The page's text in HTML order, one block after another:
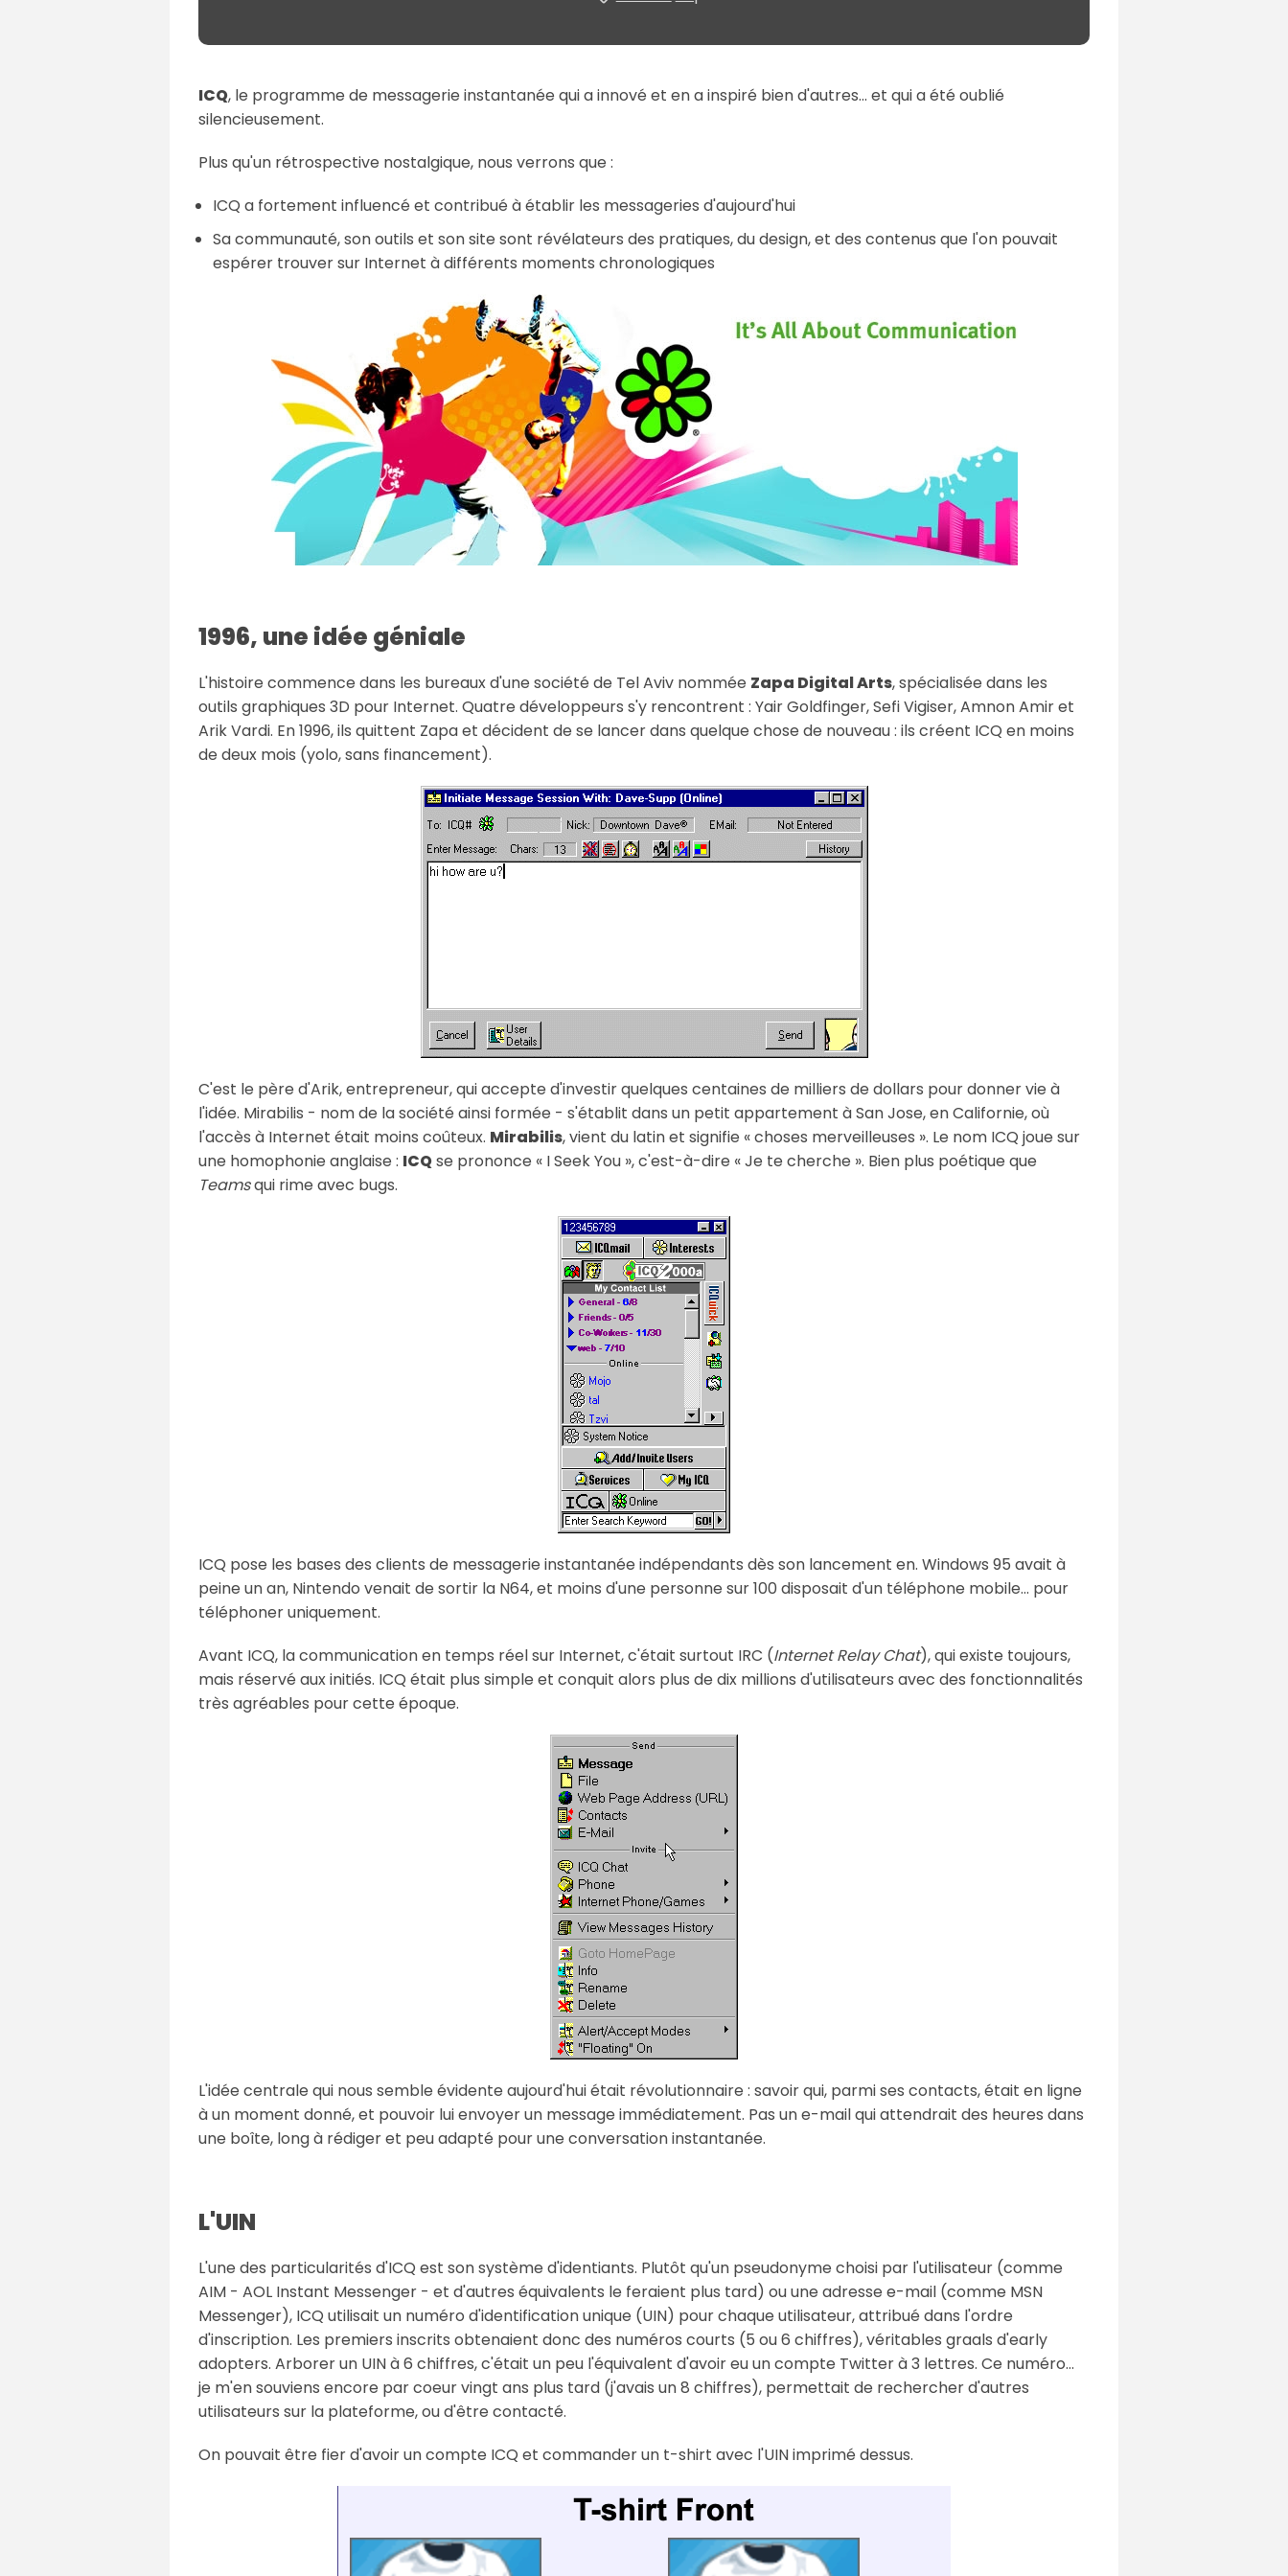
ICQ, le programme de messagerie instantanée qui a innové et en a inspiré bien d'autres... et qui a été oublié
silencieusement.
Plus qu'un rétrospective nostalgique, nous verrons que :
ICQ a fortement influencé et contribué à établir les messageries d'aujourd'hui
Sa communauté, son outils et son site sont révélateurs des pratiques, du design, et des contenus que l'on pouvait
espérer trouver sur Internet à différents moments chronologiques
1996, une idée géniale
L'histoire commence dans les bureaux d'une société de Tel Aviv nommée Zapa Digital Arts, spécialisée dans les
outils graphiques 3D pour Internet. Quatre développeurs s'y rencontrent : Yair Goldfinger, Sefi Vigiser, Amnon Amir et
Arik Vardi. En 1996, ils quittent Zapa et décident de se lancer dans quelque chose de nouveau : ils créent ICQ en moins
de deux mois (yolo, sans financement).
C'est le père d'Arik, entrepreneur, qui accepte d'investir quelques centaines de milliers de dollars pour donner vie à
l'idée. Mirabilis - nom de la société ainsi formée - s'établit dans un petit appartement à San Jose, en Californie, où
l'accès à Internet était moins coûteux. Mirabilis, vient du latin et signifie « choses merveilleuses ». Le nom ICQ joue sur
une homophonie anglaise : ICQse prononce « I Seek You », c'est-à-dire « Je te cherche ». Bien plus poétique que
Teamsqui rime avec bugs.
ICQ pose les bases des clients de messagerie instantanée indépendants dès son lancement en. Windows 95 avait à
peine un an, Nintendo venait de sortir la N64, et moins d'une personne sur 100 disposait d'un téléphone mobile... pour
téléphoner uniquement.
Avant ICQ, la communication en temps réel sur Internet, c'était surtout IRC (Internet Relay Chat), qui existe toujours,
mais réservé aux initiés. ICQ était plus simple et conquit alors plus de dix millions d'utilisateurs avec des fonctionnalités
très agréables pour cette époque.
L'idée centrale qui nous semble évidente aujourd'hui était révolutionnaire : savoir qui, parmi ses contacts, était en ligne
à un moment donné, et pouvoir lui envoyer un message immédiatement. Pas un e-mail qui attendrait des heures dans
une boîte, long à rédiger et peu adapté pour une conversation instantanée.
L'UIN
L'une des particularités d'ICQ est son système d'identiants. Plutôt qu'un pseudonyme choisi par l'utilisateur (comme
AIM - AOL Instant Messenger - et d'autres équivalents le feraient plus tard) ou une adresse e-mail (comme MSN
Messenger), ICQ utilisait un numéro d'identification unique (UIN) pour chaque utilisateur, attribué dans l'ordre
d'inscription. Les premiers inscrits obtenaient donc des numéros courts (5 ou 6 chiffres), véritables graals d'early
adopters. Arborer un UIN à 6 chiffres, c'était un peu l'équivalent d'avoir eu un compte Twitter à 3 lettres. Ce numéro...
je m'en souviens encore par coeur vingt ans plus tard (j'avais un 8 chiffres), permettait de rechercher d'autres
utilisateurs sur la plateforme, ou d'être contacté.
On pouvait être fier d'avoir un compte ICQ et commander un t-shirt avec l'UIN imprimé dessus.